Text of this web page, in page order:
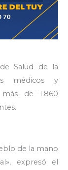
Salud de la
médicos y
de 1.860
de la mano
expresó el